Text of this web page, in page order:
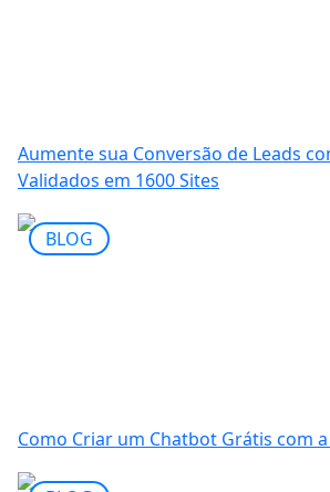
Aumente sua Conversão de Leads
Validados em 1600 Sites
BLOG
Como Criar um Chatbot Grátis com